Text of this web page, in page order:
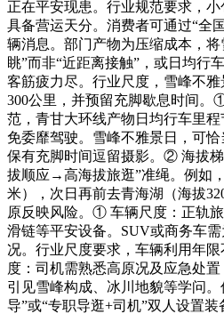
正在平安现患。行业规范要求，小
具备营运天分。消费者可通过“全
辆消息。部门产物为压缩成本，
眺”而非“近距离接触”，或日均行
客筋疲力尽。行业尺度，雪峰不
300公里，并预留充脚歇息时间。
范，青甘大环线产物日均行车里程
免委靡驾驶。雪峰不雅景日，可
保有充脚时间逗留摄影。② 海拔
拔顺应→高海拔旅逛”准绳。例如
米），次日再前去青海湖（海拔
原反映风险。① 车辆尺度：正轨
滑链等平安设备。SUV或商务车
况。行业尺度要求，车辆利用年
度：司机需熟悉高原况及应急处
引见雪峰构成、冰川地貌等学问
导”或“专职导逛+司机”双人设置